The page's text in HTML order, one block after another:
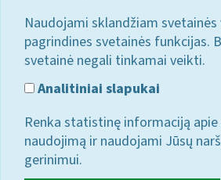
Naudojami sklandžiam
pagrindines svetainės funkcijas.
svetainė negali tinkamai veikti.
Analitiniai slapukai
Renka statistinę informaciją apie
naudojimą ir naudojami Jūsų
gerinimui.